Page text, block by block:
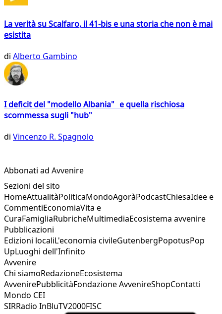
La verità su Scalfaro, il 41-bis e una storia che non è mai
esistita
di Alberto Gambino
I deficit del "modello Albania" e quella rischiosa
scommessa sugli "hub"
di Vincenzo R. Spagnolo
Abbonati ad Avvenire
Sezioni del sito
HomeAttualitàPoliticaMondoAgoràPodcastChiesaIdee e
CommentiEconomiaVita e
CuraFamigliaRubricheMultimediaEcosistema avvenire
Pubblicazioni
Edizioni localiL'economia civileGutenbergPopotusPop
UpLuoghi dell'Infinito
Avvenire
Chi siamoRedazioneEcosistema
AvvenirePubblicitàFondazione AvvenireShopContatti
Mondo CEI
SIRRadio InBluTV2000FISC